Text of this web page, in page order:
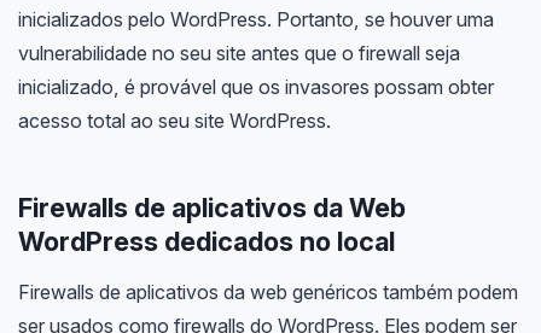
inicializados pelo WordPress. Portanto, se houver uma
vulnerabilidade no seu site antes que o firewall seja
inicializado, é provável que os invasores possam obter
acesso total ao seu site WordPress.
Firewalls de aplicativos da Web
WordPress dedicados no local
Firewalls de aplicativos da web genéricos também podem
ser usados ​​como firewalls do WordPress. Eles podem ser